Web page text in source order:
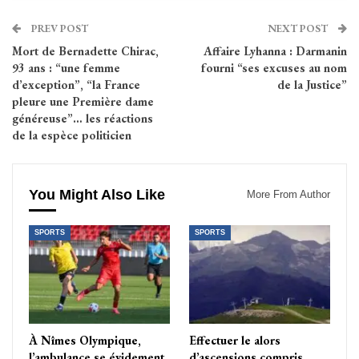
PREV POST
Mort de Bernadette Chirac,
93 ans : “une femme
d’exception”, “la France
pleure une Première dame
généreuse”… les réactions
de la espèce politicien
NEXT POST
Affaire Lyhanna : Darmanin
fourni “ses excuses au nom
de la Justice”
You Might Also Like More From Author
SPORTS
À Nîmes Olympique,
SPORTS
Effectuer le alors